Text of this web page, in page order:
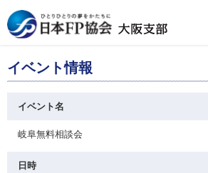
イベント情報
イベント名
岐阜無料相談会
日時